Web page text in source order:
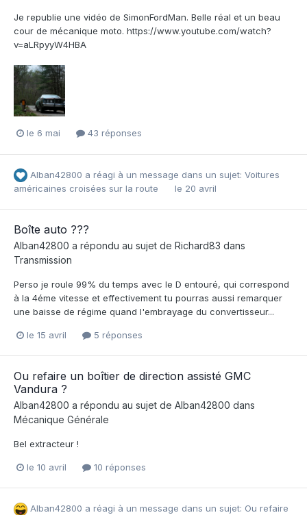
Je republie une vidéo de SimonFordMan. Belle réal et un beau
cour de mécanique moto. https://www.youtube.com/watch?
v=aLRpyyW4HBA
le 6 mai 43 réponses
Alban42800 a réagi à un message dans un sujet: Voitures
américaines croisées sur la route
le 20 avril
Boîte auto ???
Alban42800 a répondu au sujet de Richard83 dans
Transmission
Perso je roule 99% du temps avec le D entouré, qui correspond
à la 4éme vitesse et effectivement tu pourras aussi remarquer
une baisse de régime quand l'embrayage du convertisseur...
le 15 avril 5 réponses
Ou refaire un boîtier de direction assisté GMC
Vandura ?
Alban42800 a répondu au sujet de Alban42800 dans
Mécanique Générale
Bel extracteur !
le 10 avril 10 réponses
Alban42800 a réagi à un message dans un sujet: Ou refaire